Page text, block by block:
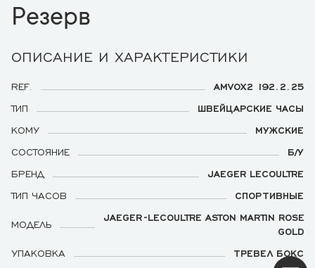
Резерв
ОПИСАНИЕ И ХАРАКТЕРИСТИКИ
REF.
AMVOX2 192.2.25
ТИП
ШВЕЙЦАРСКИЕ ЧАСЫ
КОМУ
МУЖСКИЕ
СОСТОЯНИЕ
Б/У
БРЕНД
JAEGER LECOULTRE
ТИП ЧАСОВ
СПОРТИВНЫЕ
МОДЕЛЬ
JAEGER-LECOULTRE ASTON MARTIN ROSE
GOLD
УПАКОВКА
ТРЕВЕЛ БОКС